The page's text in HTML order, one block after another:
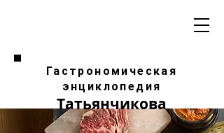
Гастрономическая
энциклопедия
Татьянчикова